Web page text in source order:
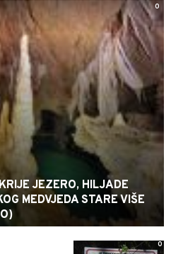
0
JEZERO, HILJADE
MEDVJEDA STARE VIŠE
0